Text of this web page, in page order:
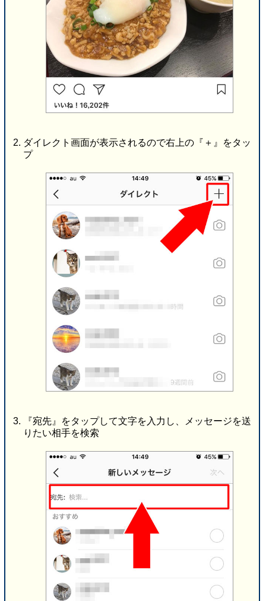
ダイレクト画面が表示されるので右上の『＋』をタッ
プ
『宛先』をタップして文字を入力し、メッセージを送
りたい相手を検索